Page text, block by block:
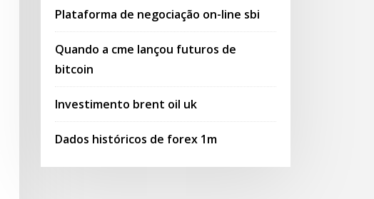
Plataforma de negociação on-line sbi
Quando a cme lançou futuros de
bitcoin
Investimento brent oil uk
Dados históricos de forex 1m